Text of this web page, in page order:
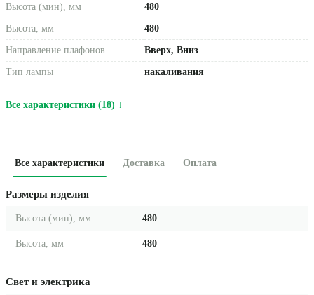
Высота (мин), мм 480
Высота, мм 480
Направление плафонов Вверх, Вниз
Тип лампы накаливания
Все характеристики (18) ↓
Все характеристики Доставка Оплата
Размеры изделия
Высота (мин), мм 480
Высота, мм 480
Свет и электрика